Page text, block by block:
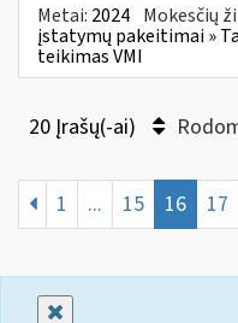
Metai: 2024 Mokesčių
įstatymų pakeitimai »
teikimas VMI
20 Įrašų(-ai)
1 ... 15 16 17